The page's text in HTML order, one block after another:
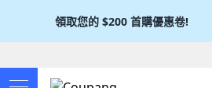
領取您的 $200 首購優惠卷!